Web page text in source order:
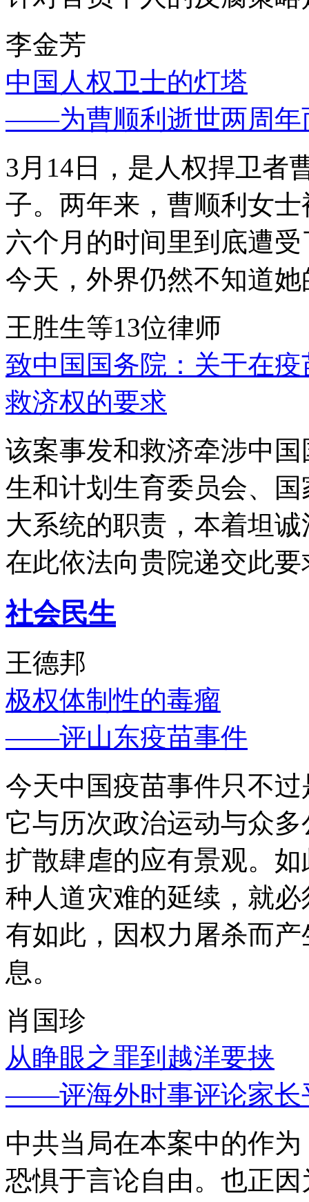
李金芳
中国人权卫士的灯塔
——为曹顺利逝世两周年
3月14日，是人权捍卫者
子。两年来，曹顺利女
六个月的时间里到底遭
今天，外界仍然不知道
王胜生等13位律师
致中国国务院：关于在
救济权的要求
该案事发和救济牵涉中
生和计划生育委员会、
大系统的职责，本着坦
在此依法向贵院递交此要
社会民生
王德邦
极权体制性的毒瘤
——评山东疫苗事件
今天中国疫苗事件只不
它与历次政治运动与众
扩散肆虐的应有景观。
种人道灾难的延续，就
有如此，因权力屠杀而
息。
肖国珍
从睁眼之罪到越洋要挟
——评海外时事评论家长
中共当局在本案中的作
恐惧于言论自由。也正